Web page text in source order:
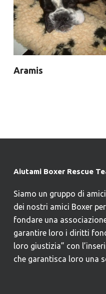
Aramis
Aiutami Boxer Rescue
Siamo un gruppo di
dei nostri amici Boxer
fondare una
garantire loro i diritti
loro giustizia” con
che garantisca loro una